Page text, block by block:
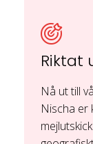
Riktat
Nå ut till
Nischa er